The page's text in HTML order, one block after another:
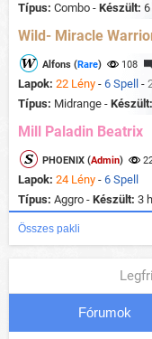
Típus: Combo - Készült:
Wild- Miracle
Alfons (Rare) 108
Lapok: 22 Lény - 6 Spell -
Típus: Midrange - Készült:
Mill Paladin Beatrix
PHOENIX (Admin)
Lapok: 24 Lény - 6 Spell
Típus: Aggro - Készült: 3
Összes pakli
Fórumok